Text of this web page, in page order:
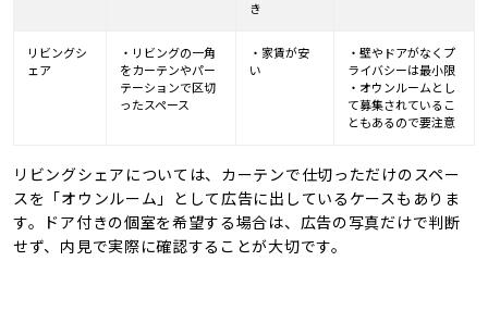
き
リビングシ
ェア
・リビングの一角
をカーテンやパー
テーションで区切
ったスペース
・家賃が安
い
・壁やドアがなくプ
ライバシーは最小限
・オウンルームとし
て募集されているこ
ともあるので要注意
リビングシェアについては、カーテンで仕切っただけのスペー
スを「オウンルーム」として広告に出しているケースもありま
す。ドア付きの個室を希望する場合は、広告の写真だけで判断
せず、内見で実際に確認することが大切です。